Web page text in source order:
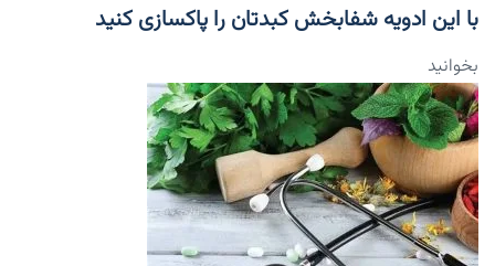
با این ادویه شفابخش کبدتان را پاکسازی کنید
بخوانید